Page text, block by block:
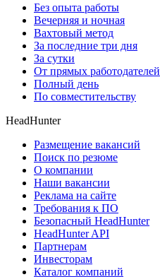
Без опыта работы
Вечерняя и ночная
Вахтовый метод
За последние три дня
За сутки
От прямых работодателей
Полный день
По совместительству
HeadHunter
Размещение вакансий
Поиск по резюме
О компании
Наши вакансии
Реклама на сайте
Требования к ПО
Безопасный HeadHunter
HeadHunter API
Партнерам
Инвесторам
Каталог компаний